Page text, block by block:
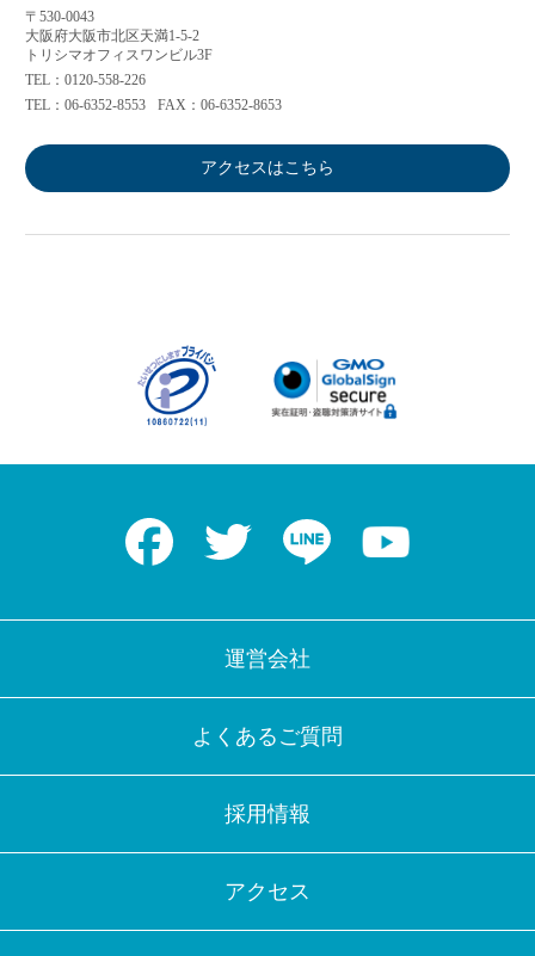
〒530-0043
大阪府大阪市北区天満1-5-2
トリシマオフィスワンビル3F
TEL：0120-558-226
TEL：06-6352-8553
FAX：06-6352-8653
アクセスはこちら
Facebook Twitter LINE
運営会社
よくあるご質問
採用情報
アクセス